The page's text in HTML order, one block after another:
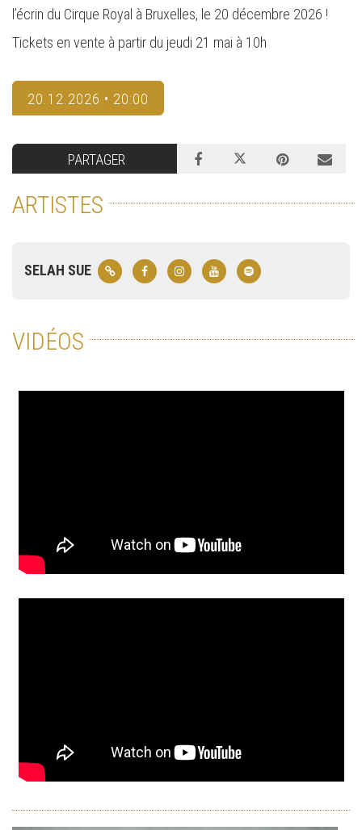
l’écrin du Cirque Royal à Bruxelles, le 20 décembre 2026 !
Tickets en vente à partir du jeudi 21 mai à 10h
20.12.2026 • 20:00
PARTAGER
ARTISTES
SELAH SUE
VIDÉOS